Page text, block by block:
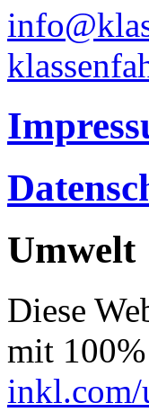
Umwelt
Diese
mit
inkl.com/